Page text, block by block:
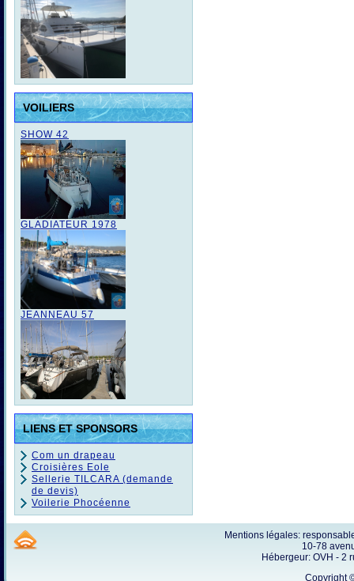
VOILIERS
SHOW 42
GLADIATEUR 1978
JEANNEAU 57
LIENS ET SPONSORS
Com un drapeau
Croisières Eole
Sellerie TILCARA (demande
de devis)
Voilerie Phocéenne
Mentions légales:
10-78
Hébergeur: OVH - 2
Copyright